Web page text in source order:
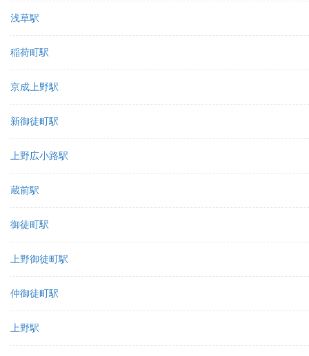
浅草駅
稲荷町駅
京成上野駅
新御徒町駅
上野広小路駅
蔵前駅
御徒町駅
上野御徒町駅
仲御徒町駅
上野駅